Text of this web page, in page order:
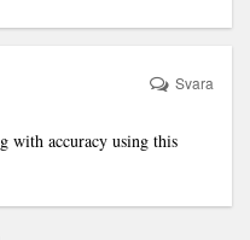
with accuracy using this
Svara